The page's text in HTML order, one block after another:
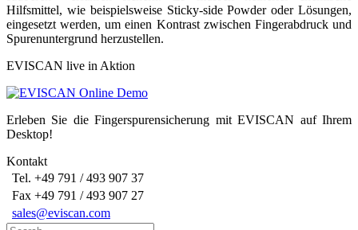
Hilfsmittel, wie beispielsweise Sticky-side Powder oder Lösungen,
eingesetzt werden, um einen Kontrast zwischen Fingerabdruck und
Spurenuntergrund herzustellen.
EVISCAN live in Aktion
Erleben Sie die Fingerspurensicherung mit EVISCAN auf Ihrem
Desktop!
Kontakt
Tel. +49 791 / 493 907 37
Fax +49 791 / 493 907 27
sales@eviscan.com